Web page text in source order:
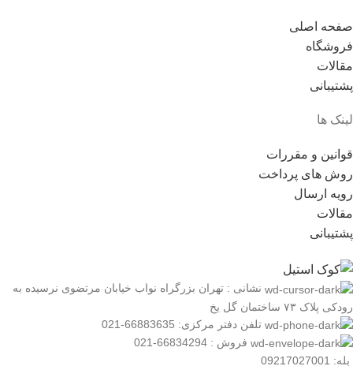
صفحه اصلی
فروشگاه
مقالات
پشتیبانی
لینک ها
قوانین و مقررات
روش های پرداخت
رویه ارسال
مقالات
پشتیبانی
نشانی : تهران بزرگراه نواب خیابان مرتضوی نرسیده به
رودکی پلاک ۷۳ ساختمان گل یخ
تلفن دفتر مرکزی: 66883635-021
فروش : 66834294-021
بله: 09217027001